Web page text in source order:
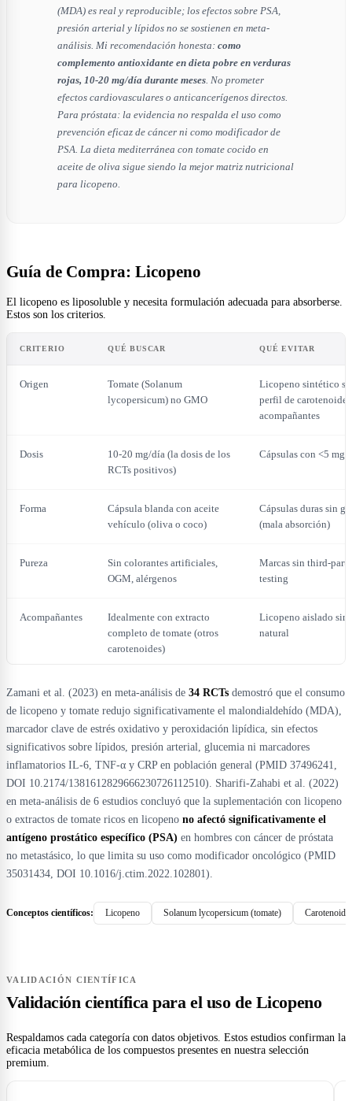
(MDA) es real y reproducible; los efectos sobre PSA,
presión arterial y lípidos no se sostienen en meta-
análisis. Mi recomendación honesta: como
complemento antioxidante en dieta pobre en verduras
rojas, 10-20 mg/día durante meses . No prometer
efectos cardiovasculares o anticancerígenos directos.
Para próstata: la evidencia no respalda el uso como
prevención eficaz de cáncer ni como modificador de
PSA. La dieta mediterránea con tomate cocido en
aceite de oliva sigue siendo la mejor matriz nutricional
para licopeno.
Guía de Compra: Licopeno
El licopeno es liposoluble y necesita formulación adecuada para absorberse.
Estos son los criterios.
CRITERIO QUÉ BUSCAR QUÉ EVITAR
Origen
Tomate (Solanum
lycopersicum) no GMO
Licopeno sintético
perfil de carotenoides
acompañantes
Dosis
10-20 mg/día (la dosis de los
RCTs positivos)
Cápsulas con <5 mg
Forma
Cápsula blanda con aceite
vehículo (oliva o coco)
Cápsulas duras sin
(mala absorción)
Pureza
Sin colorantes artificiales,
OGM, alérgenos
Marcas sin third-party
testing
Acompañantes
Idealmente con extracto
completo de tomate (otros
carotenoides)
Licopeno aislado sin
natural
Zamani et al. (2023) en meta-análisis de 34 RCTs demostró que el consumo
de licopeno y tomate redujo significativamente el malondialdehído (MDA),
marcador clave de estrés oxidativo y peroxidación lipídica, sin efectos
significativos sobre lípidos, presión arterial, glucemia ni marcadores
inflamatorios IL-6, TNF-α y CRP en población general (PMID 37496241,
DOI 10.2174/1381612829666230726112510). Sharifi-Zahabi et al. (2022)
en meta-análisis de 6 estudios concluyó que la suplementación con licopeno
o extractos de tomate ricos en licopeno no afectó significativamente el
antígeno prostático específico (PSA) en hombres con cáncer de próstata
no metastásico, lo que limita su uso como modificador oncológico (PMID
35031434, DOI 10.1016/j.ctim.2022.102801).
Conceptos científicos: Licopeno Solanum lycopersicum (tomate)
VALIDACIÓN CIENTÍFICA
Validación científica para el uso de Licopeno
Respaldamos cada categoría con datos objetivos. Estos estudios confirman la
eficacia metabólica de los compuestos presentes en nuestra selección
premium.